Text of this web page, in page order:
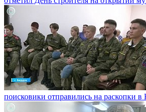
поисковики отправились на раскопки